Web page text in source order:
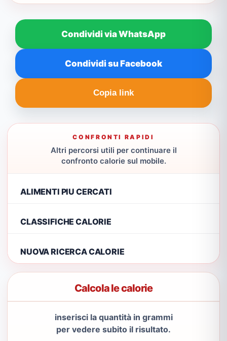
Condividi via WhatsApp
Condividi su Facebook
Copia link
CONFRONTI RAPIDI
Altri percorsi utili per continuare il
confronto calorie sul mobile.
ALIMENTI PIU CERCATI
CLASSIFICHE CALORIE
NUOVA RICERCA CALORIE
Calcola le calorie
inserisci la quantità in grammi
per vedere subito il risultato.